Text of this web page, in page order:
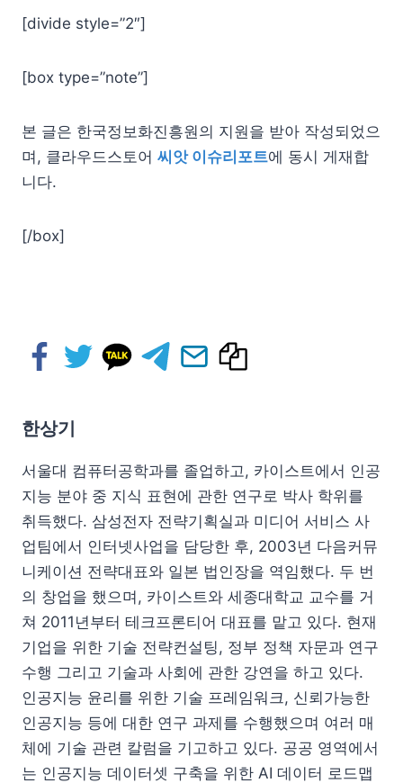
[divide style=”2″]
[box type=”note”]
본 글은 한국정보화진흥원의 지원을 받아 작성되었으
며, 클라우드스토어 씨앗 이슈리포트에 동시 게재합
니다.
[/box]
한상기
서울대 컴퓨터공학과를 졸업하고, 카이스트에서 인공
지능 분야 중 지식 표현에 관한 연구로 박사 학위를
취득했다. 삼성전자 전략기획실과 미디어 서비스 사
업팀에서 인터넷사업을 담당한 후, 2003년 다음커뮤
니케이션 전략대표와 일본 법인장을 역임했다. 두 번
의 창업을 했으며, 카이스트와 세종대학교 교수를 거
쳐 2011년부터 테크프론티어 대표를 맡고 있다. 현재
기업을 위한 기술 전략컨설팅, 정부 정책 자문과 연구
수행 그리고 기술과 사회에 관한 강연을 하고 있다.
인공지능 윤리를 위한 기술 프레임워크, 신뢰가능한
인공지능 등에 대한 연구 과제를 수행했으며 여러 매
체에 기술 관련 칼럼을 기고하고 있다. 공공 영역에서
는 인공지능 데이터셋 구축을 위한 AI 데이터 로드맵